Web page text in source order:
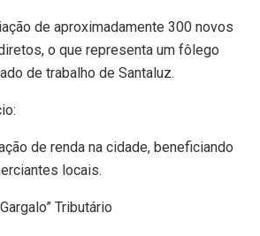
de aproximadamente 300 novos
o que representa um fôlego
de trabalho de Santaluz.
de renda na cidade, beneficiando
locais.
Tributário